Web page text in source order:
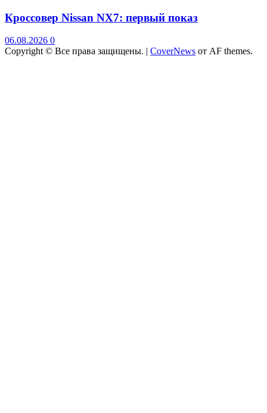
Кроссовер Nissan NX7: первый показ
06.08.2026 0
Copyright © Все права защищены. | CoverNews от AF themes.